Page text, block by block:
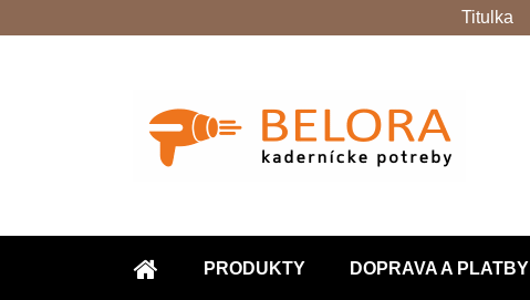
ÚVOD
PRODUKTY DOPRAVA A PLATBY
Titulka